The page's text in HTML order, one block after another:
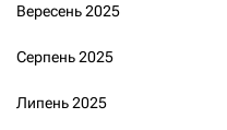
Вересень 2025
Серпень 2025
Липень 2025